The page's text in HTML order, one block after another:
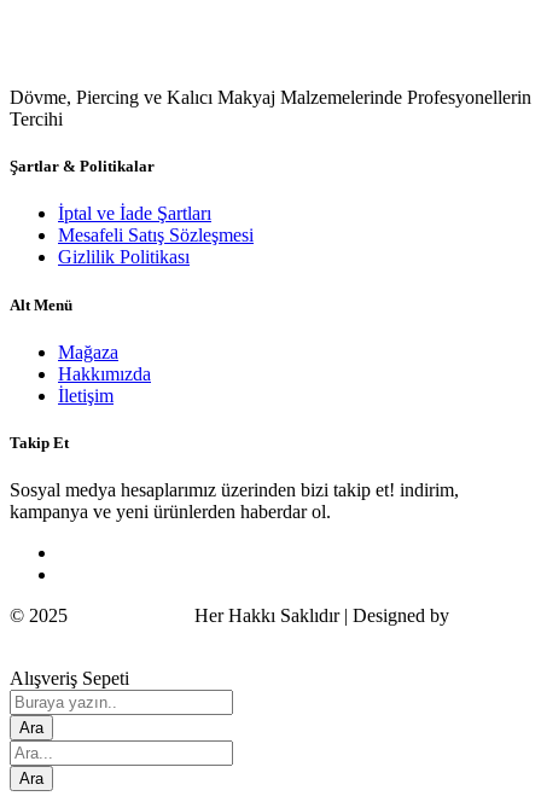
Dövme, Piercing ve Kalıcı Makyaj Malzemelerinde Profesyonellerin
Tercihi
Şartlar & Politikalar
İptal ve İade Şartları
Mesafeli Satış Sözleşmesi
Gizlilik Politikası
Alt Menü
Mağaza
Hakkımızda
İletişim
Takip Et
Sosyal medya hesaplarımız üzerinden bizi takip et! indirim,
kampanya ve yeni ürünlerden haberdar ol.
© 2025
Her Hakkı Saklıdır | Designed by
Alışveriş Sepeti